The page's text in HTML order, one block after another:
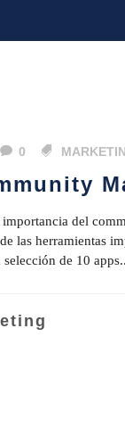
0
del
las herramientas
de 10